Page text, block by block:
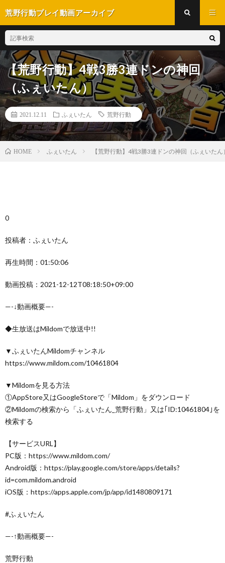
荒野行動プレイ動画アーカイブ
【荒野行動】4戦3勝3連ドンの神回
（ふぇいたん）
2021.12.11 ふぇいたん 荒野行動
HOME ふぇいたん 【荒野行動】4戦3勝3連ドンの神回（ふぇいたん
0
投稿者：ふぇいたん
再生時間：01:50:06
動画投稿：2021-12-12T08:18:50+09:00
—-↓動画概要—-
◆生放送はMildomで放送中!!
▼ふぇいたんMildomチャンネル
https://www.mildom.com/10461804
▼Mildomを見る方法
①AppStore又はGoogleStoreで「Mildom」をダウンロード
②Mildomの検索から「ふぇいたん_荒野行動」又は｢ID:10461804｣を
検索する
【サービスURL】
PC版：https://www.mildom.com/
Android版：https://play.google.com/store/apps/details?
id=com.mildom.android
iOS版：https://apps.apple.com/jp/app/id1480809171
#ふぇいたん
—-↑動画概要—-
荒野行動